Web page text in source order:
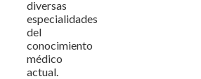
diversas
especialidades
del
conocimiento
médico
actual.